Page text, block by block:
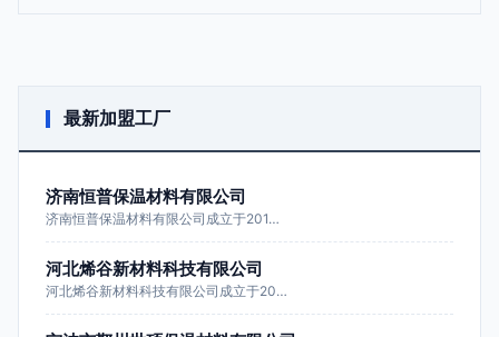
最新加盟工厂
济南恒普保温材料有限公司
济南恒普保温材料有限公司成立于201…
河北烯谷新材料科技有限公司
河北烯谷新材料科技有限公司成立于20…